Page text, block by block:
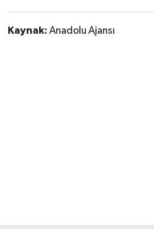
Kaynak: Anadolu Ajansı